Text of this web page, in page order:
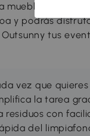
muebles de
y podrás
Outsunny tus
vez que
la tarea
con
del